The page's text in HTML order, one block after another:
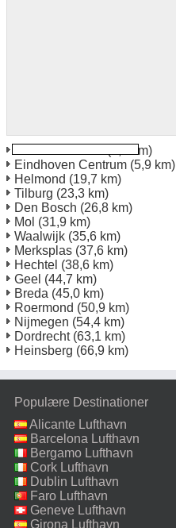
(5,5 km)
Eindhoven Centrum (5,9 km)
Helmond (19,7 km)
Tilburg (23,3 km)
Den Bosch (26,8 km)
Mol (31,9 km)
Waalwijk (35,6 km)
Merksplas (37,6 km)
Hechtel (38,6 km)
Geel (44,7 km)
Breda (45,0 km)
Roermond (50,9 km)
Nijmegen (54,4 km)
Dordrecht(63,1 km)
Heinsberg (66,9 km)
Populære Destinationer
Alicante Lufthavn
Barcelona Lufthavn
Bergamo Lufthavn
Cork Lufthavn
Dublin Lufthavn
Faro Lufthavn
Geneve Lufthavn
Girona Lufthavn